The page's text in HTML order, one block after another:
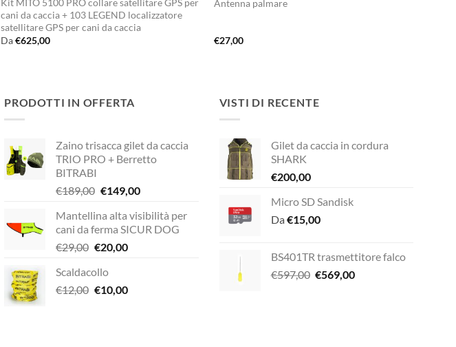
cani da caccia + 103 LEGEND localizzatore
satellitare GPS per cani da caccia
Da€625,00
Antenna palmare
€27,00
PRODOTTI IN OFFERTA
Zaino trisacca gilet da caccia
TRIO PRO + Berretto
BITRABI
€189,00 Il
originale
era:
€189,00.
€149,00Il
attuale
è:
Mantellina alta visibilità per
cani da ferma SICUR DOG
€29,00 Il
originale
era:
€20,00Il
è:
Scaldacollo
€12,00 Il
€10,00Il
VISTI DI RECENTE
Gilet da caccia in cordura
SHARK
€200,00
Micro SD Sandisk
Da €15,00
BS401TR trasmettitore falco
€597,00 Il
€569,00Il